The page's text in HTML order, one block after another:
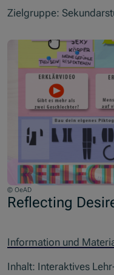
Zielgruppe:
© OeAD
Reflecting
Information und
Inhalt: Interaktives